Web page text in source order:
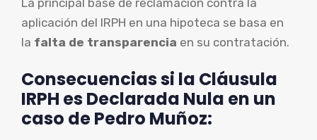
aplicación del IRPH en una hipoteca se basa en
la falta de transparencia en su contratación.
Consecuencias si la Cláusula
IRPH es Declarada Nula en un
caso de Pedro Muñoz: